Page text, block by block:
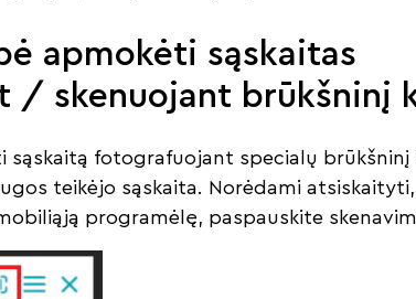
apmokėti sąskaitas
/ skenuojant brūkšninį
sąskaitą fotografuojant specialų brūkšninį
teikėjo sąskaita. Norėdami atsiskaityti,
programėlę, paspauskite